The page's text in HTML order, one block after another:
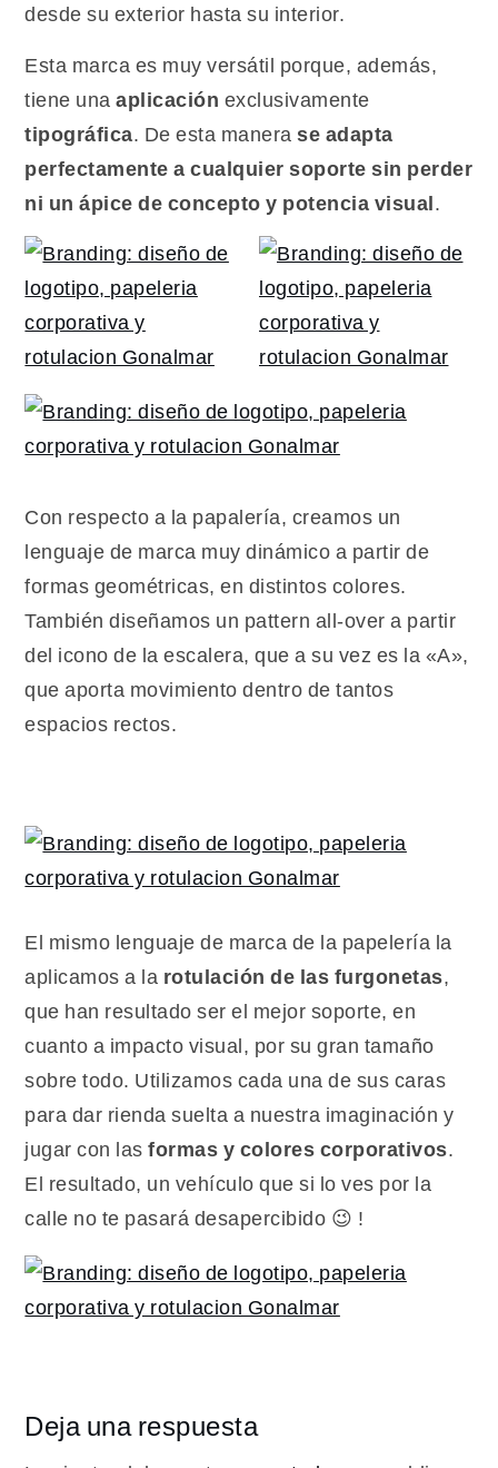
desde su exterior hasta su interior.
Esta marca es muy versátil porque, además,
tiene unaaplicación exclusivamente
tipográfica. De esta manerase adapta
perfectamente a cualquier soporte sin perder
ni un ápice de concepto y potencia visual.
Con respecto a la papalería, creamos un
lenguaje de marca muy dinámico a partir de
formas geométricas, en distintos colores.
También diseñamos un pattern all-over a partir
del icono de la escalera, que a su vez es la «A»,
que aporta movimiento dentro de tantos
espacios rectos.
El mismo lenguaje de marca de la papelería la
aplicamos a la rotulación de las furgonetas,
que han resultado ser el mejor soporte, en
cuanto a impacto visual, por su gran tamaño
sobre todo. Utilizamos cada una de sus caras
para dar rienda suelta a nuestra imaginación y
jugar con lasformas y colores corporativos.
El resultado, un vehículo que si lo ves por la
calle no te pasará desapercibido 😉 !
Deja una respuesta